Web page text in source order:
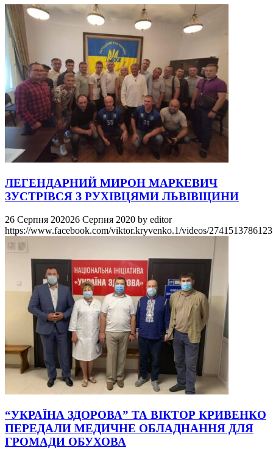
ЛЕГЕНДАРНИЙ МИРОН МАРКЕВИЧ
ЗУСТРІВСЯ З РУХІВЦЯМИ ЛЬВІВЩИНИ
26 Серпня 202026 Серпня 2020 by editor
https://www.facebook.com/viktor.kryvenko.1/videos/
“УКРАЇНА ЗДОРОВА” ТА ВІКТОР КРИВЕНКО
ПЕРЕДАЛИ МЕДИЧНЕ ОБЛАДНАННЯ ДЛЯ
ГРОМАДИ ОБУХОВА